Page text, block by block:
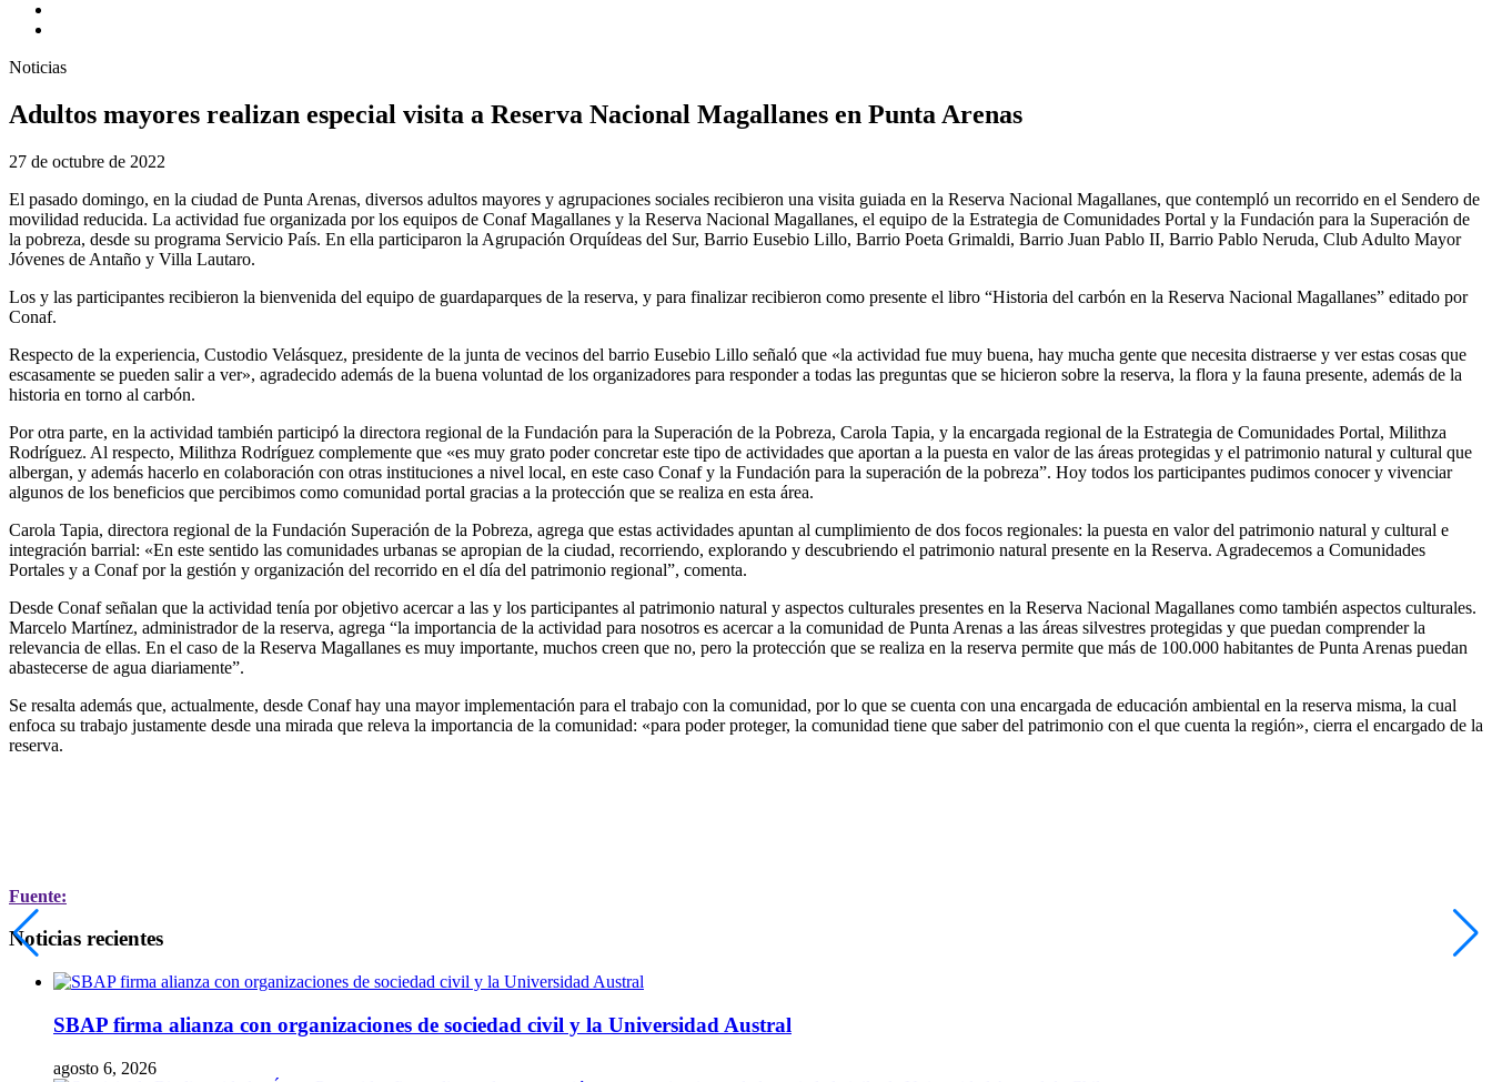
Noticias
Adultos mayores realizan especial visita a Reserva Nacional Magallanes en Punta Arenas
27 de octubre de 2022
El pasado domingo, en la ciudad de Punta Arenas, diversos adultos mayores y agrupaciones sociales recibieron una visita guiada en la Reserva Nacional Magallanes, que contempló un recorrido en el Sendero de
movilidad reducida. La actividad fue organizada por los equipos de Conaf Magallanes y la Reserva Nacional Magallanes, el equipo de la Estrategia de Comunidades Portal y la Fundación para la Superación de
la pobreza, desde su programa Servicio País. En ella participaron la Agrupación Orquídeas del Sur, Barrio Eusebio Lillo, Barrio Poeta Grimaldi, Barrio Juan Pablo II, Barrio Pablo Neruda, Club Adulto Mayor
Jóvenes de Antaño y Villa Lautaro.
Los y las participantes recibieron la bienvenida del equipo de guardaparques de la reserva, y para finalizar recibieron como presente el libro “Historia del carbón en la Reserva Nacional Magallanes” editado por
Conaf.
Respecto de la experiencia, Custodio Velásquez, presidente de la junta de vecinos del barrio Eusebio Lillo señaló que «la actividad fue muy buena, hay mucha gente que necesita distraerse y ver estas cosas que
escasamente se pueden salir a ver», agradecido además de la buena voluntad de los organizadores para responder a todas las preguntas que se hicieron sobre la reserva, la flora y la fauna presente, además de la
historia en torno al carbón.
Por otra parte, en la actividad también participó la directora regional de la Fundación para la Superación de la Pobreza, Carola Tapia, y la encargada regional de la Estrategia de Comunidades Portal, Milithza
Rodríguez. Al respecto, Milithza Rodríguez complemente que «es muy grato poder concretar este tipo de actividades que aportan a la puesta en valor de las áreas protegidas y el patrimonio natural y cultural que
albergan, y además hacerlo en colaboración con otras instituciones a nivel local, en este caso Conaf y la Fundación para la superación de la pobreza”. Hoy todos los participantes pudimos conocer y vivenciar
algunos de los beneficios que percibimos como comunidad portal gracias a la protección que se realiza en esta área.
Carola Tapia, directora regional de la Fundación Superación de la Pobreza, agrega que estas actividades apuntan al cumplimiento de dos focos regionales: la puesta en valor del patrimonio natural y cultural e
integración barrial: «En este sentido las comunidades urbanas se apropian de la ciudad, recorriendo, explorando y descubriendo el patrimonio natural presente en la Reserva. Agradecemos a Comunidades
Portales y a Conaf por la gestión y organización del recorrido en el día del patrimonio regional”, comenta.
Desde Conaf señalan que la actividad tenía por objetivo acercar a las y los participantes al patrimonio natural y aspectos culturales presentes en la Reserva Nacional Magallanes como también aspectos culturales.
Marcelo Martínez, administrador de la reserva, agrega “la importancia de la actividad para nosotros es acercar a la comunidad de Punta Arenas a las áreas silvestres protegidas y que puedan comprender la
relevancia de ellas. En el caso de la Reserva Magallanes es muy importante, muchos creen que no, pero la protección que se realiza en la reserva permite que más de 100.000 habitantes de Punta Arenas puedan
abastecerse de agua diariamente”.
Se resalta además que, actualmente, desde Conaf hay una mayor implementación para el trabajo con la comunidad, por lo que se cuenta con una encargada de educación ambiental en la reserva misma, la cual
enfoca su trabajo justamente desde una mirada que releva la importancia de la comunidad: «para poder proteger, la comunidad tiene que saber del patrimonio con el que cuenta la región», cierra el encargado de la
reserva.
Fuente:
Noticias recientes
SBAP firma alianza con organizaciones de sociedad civil y la Universidad Austral
agosto 6, 2026